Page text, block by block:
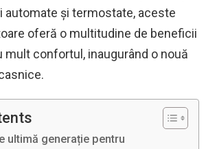
automate și termostate, aceste
oferă o multitudine de beneficii
mult confortul, inaugurând o nouă
ultimă generație pentru